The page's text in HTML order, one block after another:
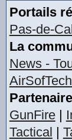
Portails
Pas-de-
La
News -
GunFire|
Tactical |